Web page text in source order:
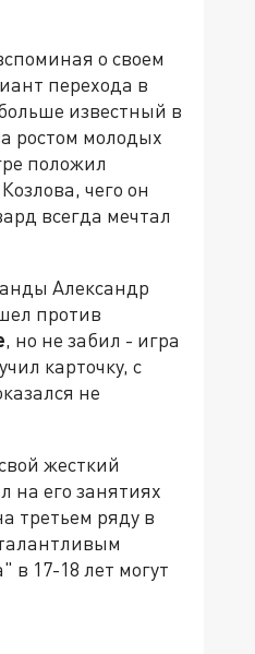
о своем
перехода в
известный в
ростом молодых
положил
чего он
всегда мечтал
Александр
против
, но не забил - игра
карточку, с
не
жесткий
на его занятиях
третьем ряду в
в 17-18 лет могут